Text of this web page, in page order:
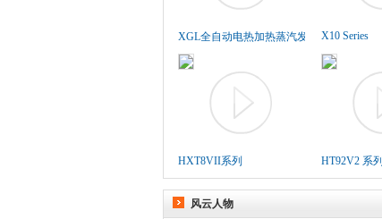
XGL全自动电热加热蒸汽发生..X10 Series
HXT8VII系列 HT92V2 系列
风云人物